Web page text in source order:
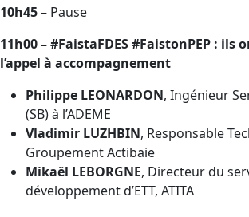
10h45– Pause
11h00 – #FaistaFDES #FaistonPEP : ils
l’appel à accompagnement
Philippe LEONARDON, Ingénieur
(SB) à l’ADEME
Vladimir LUZHBIN, Responsable
Groupement Actibaie
Mikaël LEBORGNE, Directeur du
développement d’ETT, ATITA